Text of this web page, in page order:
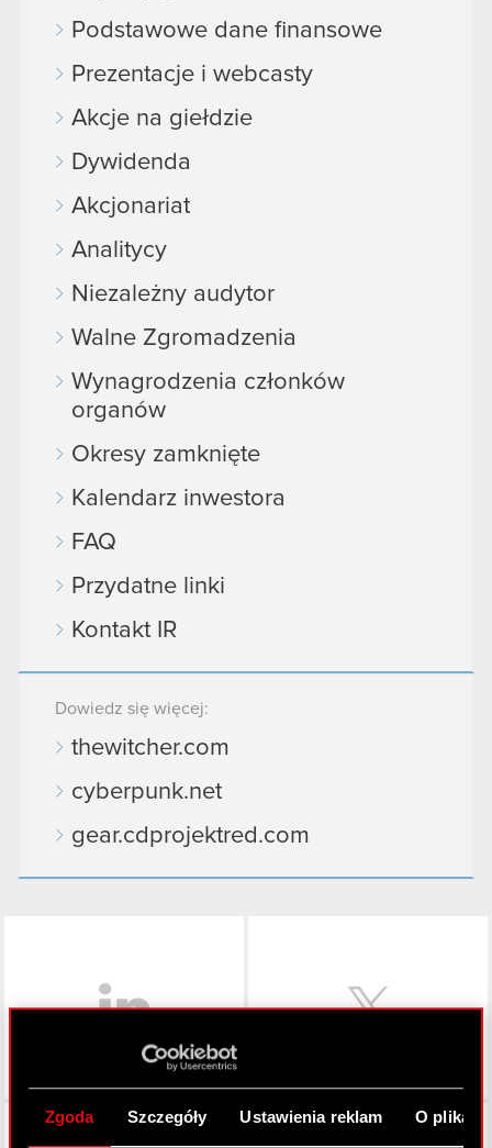
Zgoda Szczegóły Ustawienia reklam O
Podstawowe dane finansowe
Prezentacje i webcasty
Akcje na giełdzie
Dywidenda
Akcjonariat
Analitycy
Niezależny audytor
Walne Zgromadzenia
Wynagrodzenia członków
organów
Okresy zamknięte
Kalendarz inwestora
FAQ
Przydatne linki
Kontakt IR
Dowiedz się więcej:
thewitcher.com
cyberpunk.net
gear.cdprojektred.com
Facebook